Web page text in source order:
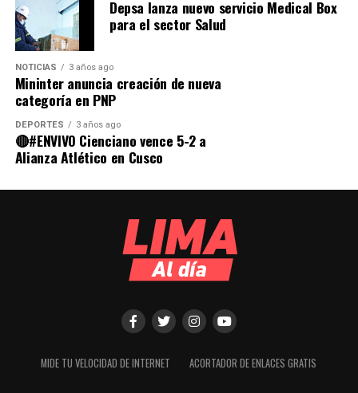
Depsa lanza nuevo servicio Medical Box
para el sector Salud
NOTICIAS 3 años ago
Mininter anuncia creación de nueva
categoría en PNP
DEPORTES 3 años ago
🔴#ENVIVO Cienciano vence 5-2 a
Alianza Atlético en Cusco
MIDE TU VELOCIDAD DE INTERNET ACORTADOR DE ENLACES GRATIS